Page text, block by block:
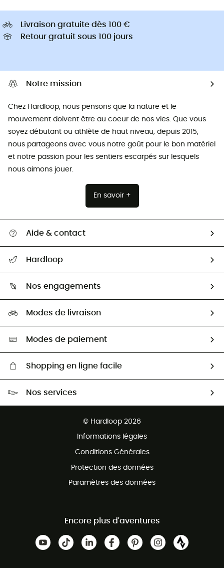
Livraison gratuite dès 100 €
Retour gratuit sous 100 jours
Notre mission
Chez Hardloop, nous pensons que la nature et le
mouvement doivent être au coeur de nos vies. Que vous
soyez débutant ou athlète de haut niveau, depuis 2015,
nous partageons avec vous notre goût pour le bon matériel
et notre passion pour les sentiers escarpés sur lesquels
nous aimons jouer.
En savoir +
Aide & contact
Retour & remboursement
Guide des tailles
Seconde Main
Aide & Contact
Hardloop
HardGuides
Nos engagements
Sélection éco-responsable
Modes de livraison
Modes de paiement
Shopping en ligne facile
Nos services
© Hardloop 2026
Informations légales
Conditions Générales
Protection des données
Paramètres des données
Encore plus d'aventures